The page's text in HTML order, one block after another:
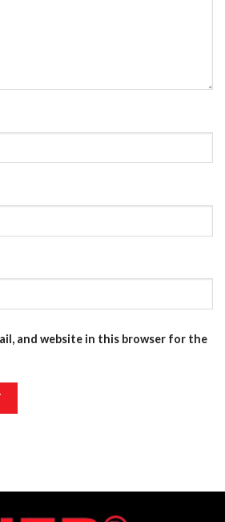
and website in this browser for the